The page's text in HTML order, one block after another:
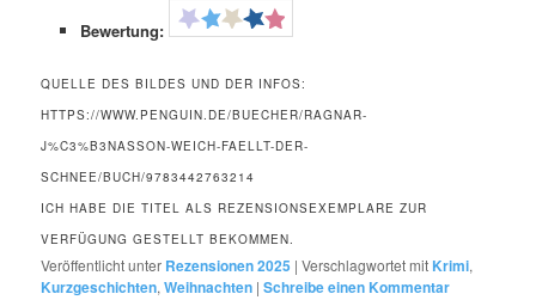
Bewertung:
QUELLE DES BILDES UND DER INFOS:
HTTPS://WWW.PENGUIN.DE/BUECHER/RAGNAR-
J%C3%B3NASSON-WEICH-FAELLT-DER-
SCHNEE/BUCH/9783442763214
ICH HABE DIE TITEL ALS REZENSIONSEXEMPLARE ZUR
VERFÜGUNG GESTELLT BEKOMMEN.
Veröffentlicht unter Rezensionen 2025 |Verschlagwortet mit Krimi,
Kurzgeschichten,Weihnachten |Schreibe einen Kommentar